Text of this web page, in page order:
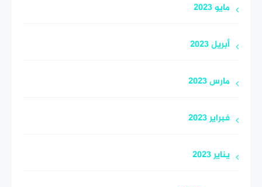
مايو 2023
أبريل 2023
مارس 2023
فبراير 2023
يناير 2023